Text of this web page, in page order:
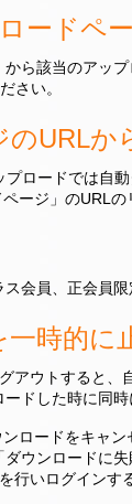
ードペ
ら該当のアッ
さい。
のURL
ロードでは自
ージ」のURLの
会員、正会員限
時的に
ウトすると、
ドした時に同
ロードをキャ
ウンロードに失
行いログインす